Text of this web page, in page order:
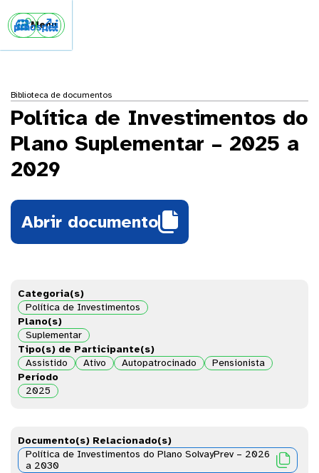
Menu
 
Biblioteca de documentos
Política de Investimentos do
Plano Suplementar – 2025 a
2029
Abrir documento
Categoria(s)
Política de Investimentos
Plano(s)
Suplementar
Tipo(s) de Participante(s)
Assistido
Ativo Autopatrocinado
Pensionista
Período
2025
Documento(s) Relacionado(s)
Política de Investimentos do Plano SolvayPrev – 2026
a 2030
